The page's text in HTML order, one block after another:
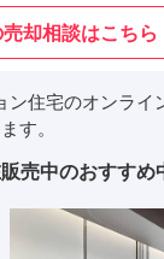
却相談はこちら
住宅のオンライ
す。
売中のおすすめ